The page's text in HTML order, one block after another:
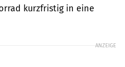
kurzfristig in eine
ANZEIGE